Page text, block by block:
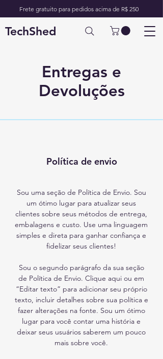
Frete gratuito para pedidos acima de R$ 250
TechShed
Entregas e
Devoluções
Política de envio
Sou uma seção de Política de Envio. Sou
um ótimo lugar para atualizar seus
clientes sobre seus métodos de entrega,
embalagens e custo. Use uma linguagem
simples e direta para ganhar confiança e
fidelizar seus clientes!
Sou o segundo parágrafo da sua seção
de Política de Envio. Clique aqui ou em
“Editar texto” para adicionar seu próprio
texto, incluir detalhes sobre sua política e
fazer alterações na fonte. Sou um ótimo
lugar para você contar uma história e
deixar seus usuários saberem um pouco
mais sobre você.